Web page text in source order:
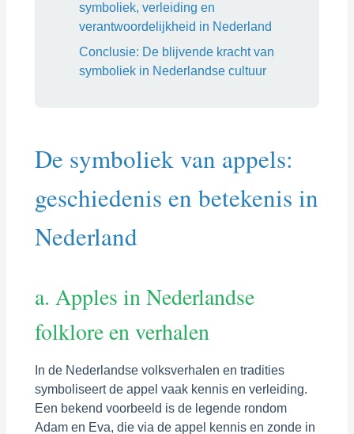
symboliek, verleiding en
verantwoordelijkheid in Nederland
Conclusie: De blijvende kracht van
symboliek in Nederlandse cultuur
De symboliek van appels:
geschiedenis en betekenis in
Nederland
a. Apples in Nederlandse
folklore en verhalen
In de Nederlandse volksverhalen en tradities
symboliseert de appel vaak kennis en verleiding.
Een bekend voorbeeld is de legende rondom
Adam en Eva, die via de appel kennis en zonde in